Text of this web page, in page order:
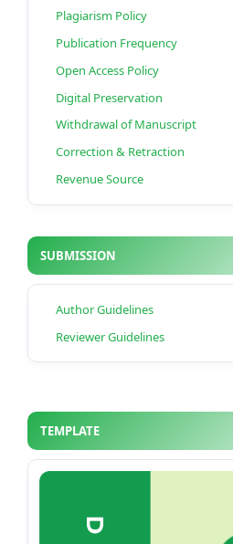
Plagiarism Policy
Publication Frequency
Open Access Policy
Digital Preservation
Withdrawal of Manuscript
Correction & Retraction
Revenue Source
SUBMISSION
Author Guidelines
Reviewer Guidelines
TEMPLATE